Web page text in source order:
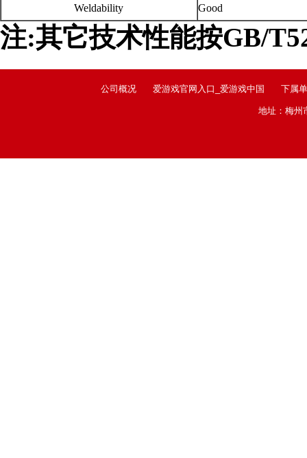
Weldability
Good
注:其它技术性能按GB/
公司概况 爱游戏官网入口_爱游戏中国 下属
地址：梅州